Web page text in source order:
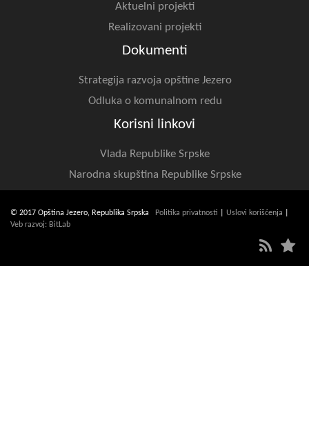
Aktuelni projekti
Realizovani projekti
Dokumenti
Strategija razvoja opštine Jezero
Odluka o komunalnom redu
Korisni linkovi
Vlada Republike Srpske
Narodna skupština Republike Srpske
© 2017 Opština Jezero, Republika Srpska Politika privatnosti Uslovi korišćenja
Veb razvoj: BitLab